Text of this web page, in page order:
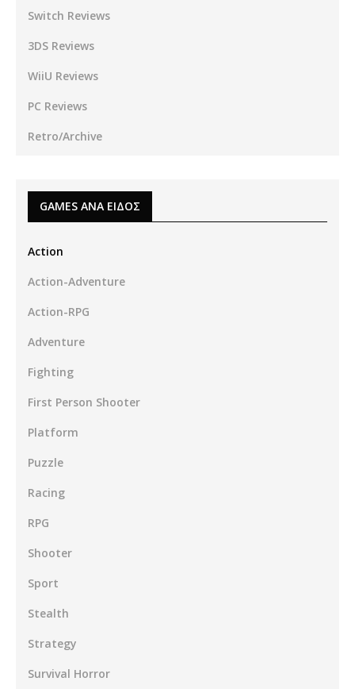
Switch Reviews
3DS Reviews
WiiU Reviews
PC Reviews
Retro/Archive
GAMES ΑΝΑ ΕΙΔΟΣ
Action
Action-Adventure
Action-RPG
Adventure
Fighting
First Person Shooter
Platform
Puzzle
Racing
RPG
Shooter
Sport
Stealth
Strategy
Survival Horror